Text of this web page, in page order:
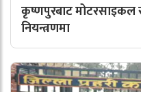
कृष्णपुरबाट मोटरसाइकल
नियन्त्रणमा